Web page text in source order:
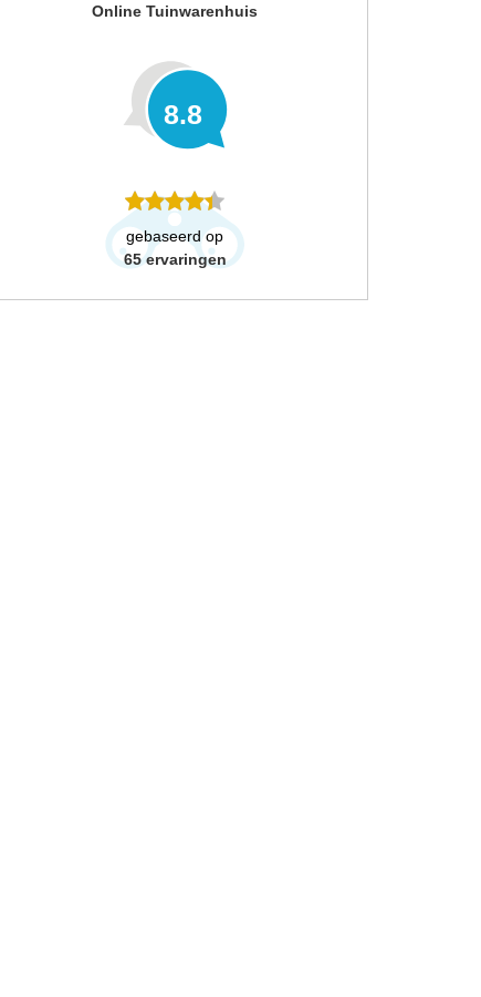
Online Tuinwarenhuis
8.8
gebaseerd op
65 ervaringen